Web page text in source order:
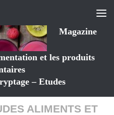
Magazine
et les produits
– Etudes
ALIMENTS ET